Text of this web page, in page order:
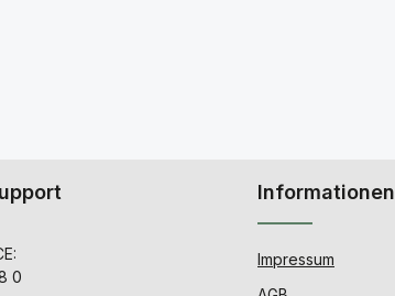
0
Informationen
Impressum